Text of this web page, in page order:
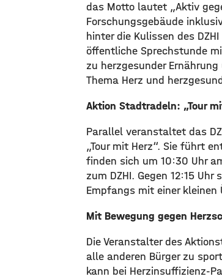
das Motto lautet „Aktiv
Forschungsgebäude
hinter die Kulissen des
öffentliche Sprechstunde
zu herzgesunder
Thema Herz und
Aktion Stadtradeln: „Tour
Parallel veranstaltet das
„Tour mit Herz“. Sie führt
finden sich um 10:30 Uhr
zum DZHI. Gegen 12:15
Empfangs mit einer
Mit Bewegung gegen
Die Veranstalter des
alle anderen Bürger zu
kann bei Herzinsuffizienz-